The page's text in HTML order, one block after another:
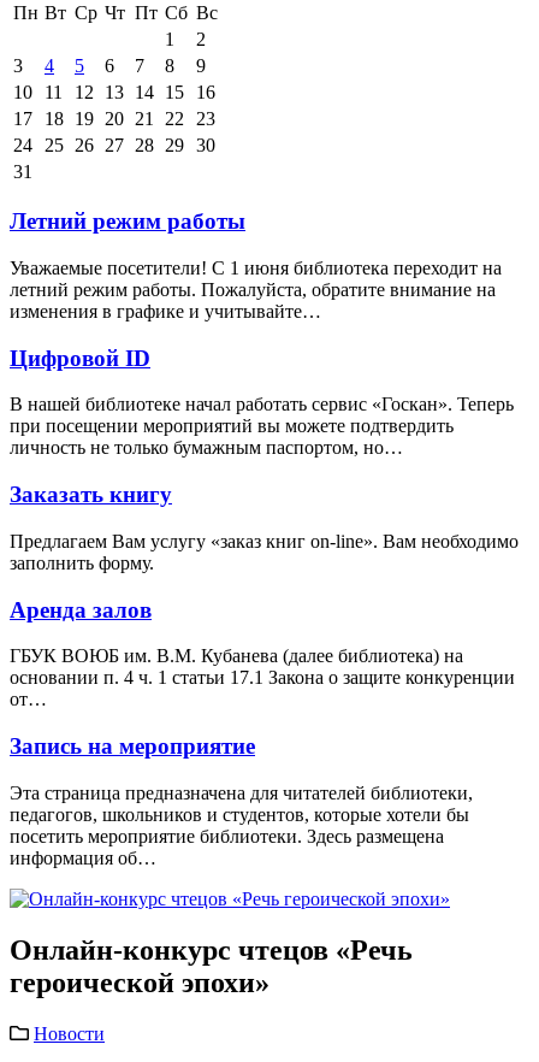
Пн Вт Ср Чт Пт Сб Вс
1
2
3
4 5 6 7 8
9
10
11 12 13 14 15
16
17
18 19 20 21 22
23
24
25 26 27 28 29 30
31
Летний режим работы
Уважаемые посетители! С 1 июня библиотека переходит на
летний режим работы. Пожалуйста, обратите внимание на
изменения в графике и учитывайте…
Цифровой ID
В нашей библиотеке начал работать сервис «Госкан». Теперь
при посещении мероприятий вы можете подтвердить
личность не только бумажным паспортом, но…
Заказать книгу
Предлагаем Вам услугу «заказ книг on-line». Вам необходимо
заполнить форму.
Аренда залов
ГБУК ВОЮБ им. В.М. Кубанева (далее библиотека) на
основании п. 4 ч. 1 статьи 17.1 Закона о защите конкуренции
от…
Запись на мероприятие
Эта страница предназначена для читателей библиотеки,
педагогов, школьников и студентов, которые хотели бы
посетить мероприятие библиотеки. Здесь размещена
информация об…
Онлайн-конкурс чтецов «Речь
героической эпохи»
Новости